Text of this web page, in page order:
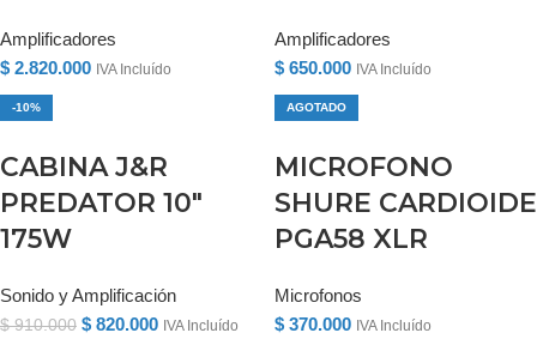
Amplificadores
$ 2.820.000 IVA Incluído
Amplificadores
$ 650.000 IVA Incluído
-10%
CABINA J&R
PREDATOR 10″
175W
Sonido y Amplificación
$910.000 $ 820.000 IVA Incluído
AGOTADO
MICROFONO
SHURE CARDIOIDE
PGA58 XLR
Microfonos
$ 370.000 IVA Incluído